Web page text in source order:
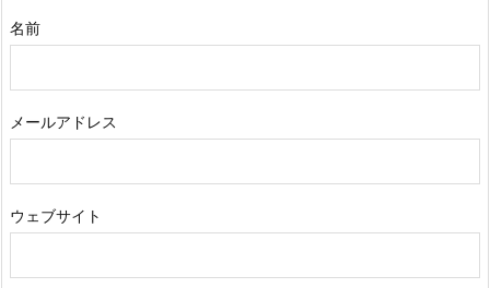
名前
メールアドレス
ウェブサイト